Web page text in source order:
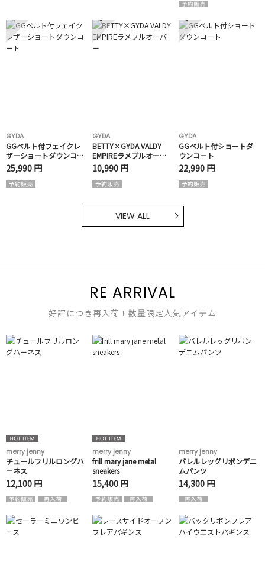
7
GYDA
GGベルト付フェイクレ
ザーショートダウンコー
ト
25,990 円
8
GYDA
BETTY×GYDA VALDY
EMPIREラメプルオーバ
ー
10,990 円
9
GYDA
GGベルト付ショートダ
ウンコート
22,990 円
VIEW ALL
RE ARRIVAL
好評につき再入荷！数量限定人気アイテム
merry jenny
チュールフリルロングハ
ーネス
12,100 円
merry jenny
frill mary jane metal
sneakers
15,400 円
merry jenny
バレルレッグリボンデニ
ムパンツ
14,300 円